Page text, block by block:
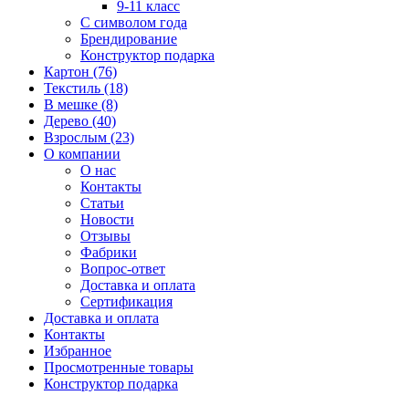
9-11 класс
С символом года
Брендирование
Конструктор подарка
Картон (76)
Текстиль (18)
В мешке (8)
Дерево (40)
Взрослым (23)
О компании
О нас
Контакты
Статьи
Новости
Отзывы
Фабрики
Вопрос-ответ
Доставка и оплата
Сертификация
Доставка и оплата
Контакты
Избранное
Просмотренные товары
Конструктор подарка